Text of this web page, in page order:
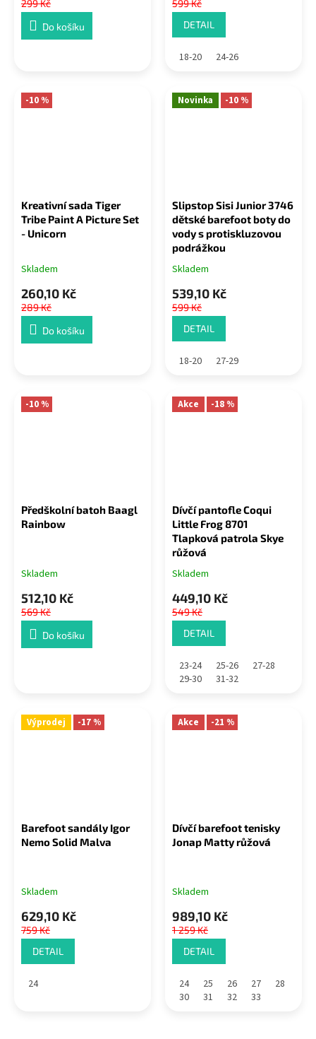
299 Kč
Do košíku
599 Kč
DETAIL
18-20 24-26
-10 %
Kreativní sada Tiger
Tribe Paint A Picture Set
- Unicorn
Skladem
260,10 Kč
289 Kč
Do košíku
Novinka -10 %
Slipstop Sisi Junior 3746
dětské barefoot boty do
vody s protiskluzovou
podrážkou
Skladem
539,10 Kč
599 Kč
DETAIL
18-20 27-29
-10 %
Předškolní batoh Baagl
Rainbow
Skladem
512,10 Kč
569 Kč
Do košíku
Akce -18 %
Dívčí pantofle Coqui
Little Frog 8701
Tlapková patrola Skye
růžová
Skladem
449,10 Kč
549 Kč
DETAIL
23-24 25-26
27-28
29-30
31-32
Výprodej -17 %
Barefoot sandály Igor
Nemo Solid Malva
Skladem
629,10 Kč
759 Kč
DETAIL
24
Akce -21 %
Dívčí barefoot tenisky
Jonap Matty růžová
Skladem
989,10 Kč
1 259 Kč
DETAIL
24 25 26 27
28
30
31 32 33